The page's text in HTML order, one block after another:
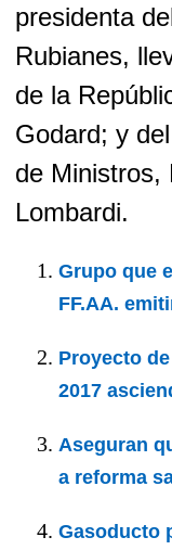
presidenta
Rubianes,
de la
Godard; y
de Ministros,
Lombardi.
Grupo que
FF.AA.
Proyecto
2017
Aseguran
a reforma
Gasoducto